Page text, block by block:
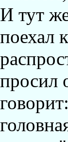
И тут
поехал
просил